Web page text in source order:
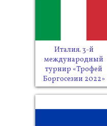
Италия. 3-й
международный
турнир «Трофей
Боргосезии 2022»